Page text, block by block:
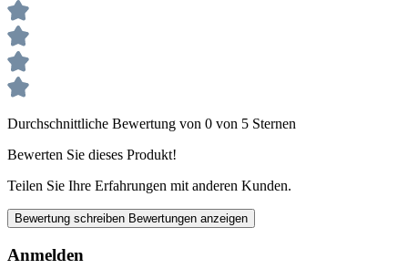
Durchschnittliche Bewertung von 0 von 5 Sternen
Bewerten Sie dieses Produkt!
Teilen Sie Ihre Erfahrungen mit anderen Kunden.
Bewertung schreiben Bewertungen anzeigen
Anmelden